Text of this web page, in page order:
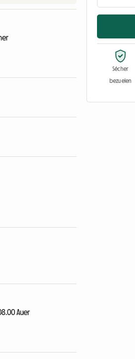
Auer
Sécher
bezuelen